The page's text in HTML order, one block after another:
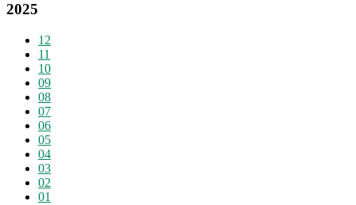
2025
12
11
10
09
08
07
06
05
04
03
02
01